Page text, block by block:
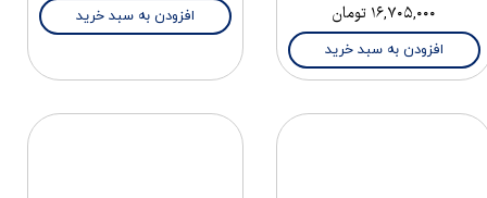
۱۶,۷۰۵,۰۰۰ تومان
افزودن به سبد خرید
افزودن به سبد خرید